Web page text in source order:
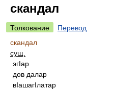
скандал
Толкование
Перевод
скандал
сущ.
эгIар
дов далар
вIашагIлатар